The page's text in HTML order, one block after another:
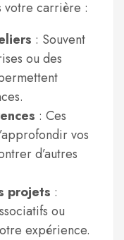
votre carrière :
: Souvent
ou des
: Ces
vos
d’autres
projets :
ou
expérience.